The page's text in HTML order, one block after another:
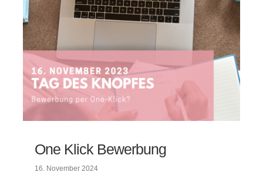
One Klick Bewerbung
16. November 2024